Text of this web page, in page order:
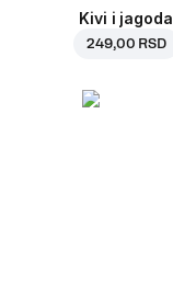
Kivi i jagoda
249,00 RSD